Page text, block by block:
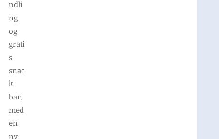
ndli
ng
og
grati
s
snac
k
bar,
med
en
ny